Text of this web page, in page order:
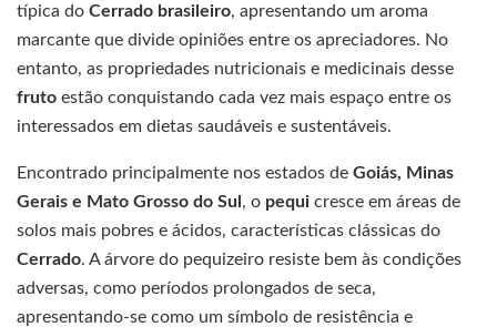
típica do Cerrado brasileiro, apresentando um aroma
marcante que divide opiniões entre os apreciadores. No
entanto, as propriedades nutricionais e medicinais desse
fruto estão conquistando cada vez mais espaço entre os
interessados em dietas saudáveis e sustentáveis.
Encontrado principalmente nos estados de Goiás, Minas
Gerais e Mato Grosso do Sul , o pequi cresce em áreas de
solos mais pobres e ácidos, características clássicas do
Cerrado. A árvore do pequizeiro resiste bem às condições
adversas, como períodos prolongados de seca,
apresentando-se como um símbolo de resistência e